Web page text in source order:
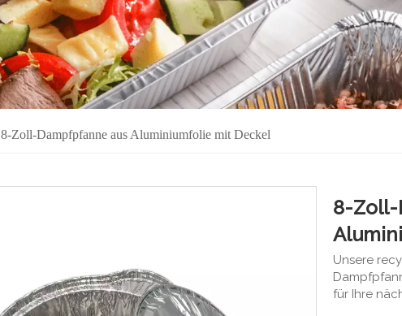
8-Zoll-Dampfpfanne aus Aluminiumfolie mit Deckel
8-Zoll-
Unsere
für Ihre